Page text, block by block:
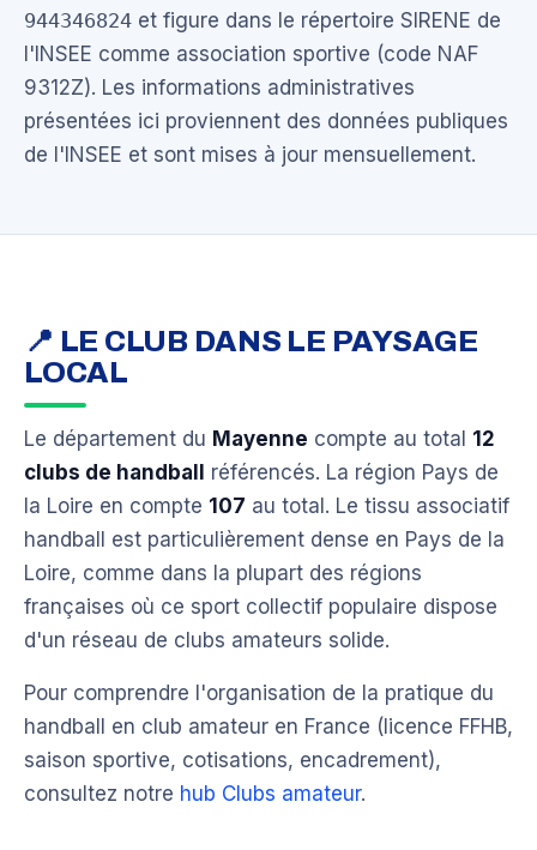
944346824 et figure dans le répertoire SIRENE de
l'INSEE comme association sportive (code NAF
9312Z). Les informations administratives
présentées ici proviennent des données publiques
de l'INSEE et sont mises à jour mensuellement.
📍 LE CLUB DANS LE PAYSAGE
LOCAL
Le département du Mayenne compte au total 12
clubs de handball
référencés. La région Pays de
la Loire en compte 107 au total. Le tissu associatif
handball est particulièrement dense en Pays de la
Loire, comme dans la plupart des régions
françaises où ce sport collectif populaire dispose
d'un réseau de clubs amateurs solide.
Pour comprendre l'organisation de la pratique du
handball en club amateur en France (licence FFHB,
saison sportive, cotisations, encadrement),
consultez notre hub Clubs amateur.